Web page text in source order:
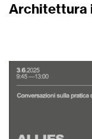
Architettura